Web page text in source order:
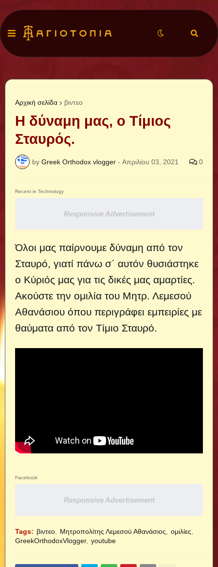
Αρχική σελίδα βιντεο
Η δύναμη μας, ο Τίμιος
Σταυρός.
by Greek Orthodox vlogger - Απριλίου 03, 2021 0
Recent in Technology
Responsive Advertisement
Όλοι μας παίρνουμε δύναμη από τον
Σταυρό, γιατί πάνω σ΄ αυτόν θυσιάστηκε
ο Κύριός μας για τις δικές μας αμαρτίες.
Ακούστε την ομιλία του Μητρ. Λεμεσού
Αθανάσιου όπου περιγράφει εμπειρίες με
θαύματα από τον Τίμιο Σταυρό.
Facebook
Responsive Advertisement
Tags: βιντεο Μητροπολίτης Λεμεσού Αθανάσιος
ομιλίες
GreekOrthodoxVlogger
youtube